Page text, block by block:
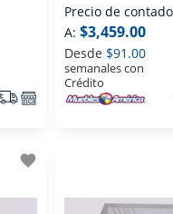
Precio de contado
A: $3,459.00
Desde $91.00
semanales con
Crédito
favorite